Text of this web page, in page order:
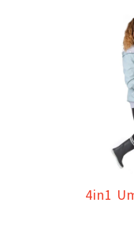
4in1